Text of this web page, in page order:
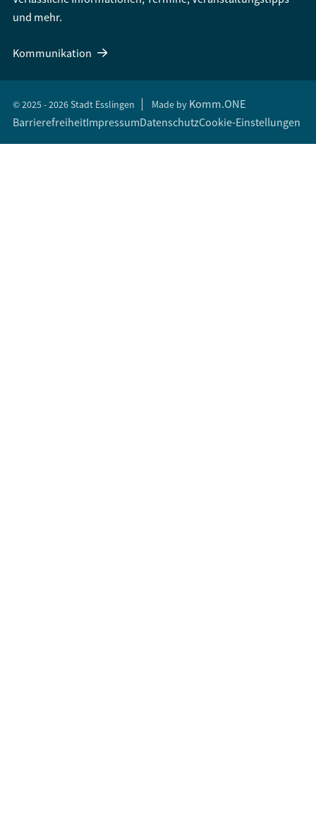
und mehr.
Kommunikation
© 2025 - 2026 Stadt Esslingen Made by Komm.ONE
BarrierefreiheitImpressumDatenschutzCookie-Einstellungen